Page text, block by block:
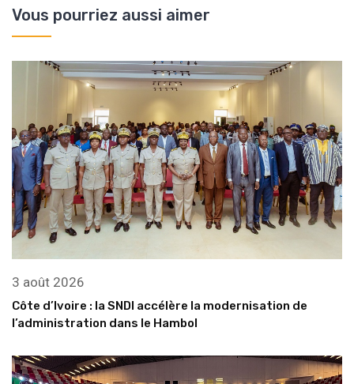
Vous pourriez aussi aimer
3 août 2026
Côte d’Ivoire : la SNDI accélère la modernisation de
l’administration dans le Hambol